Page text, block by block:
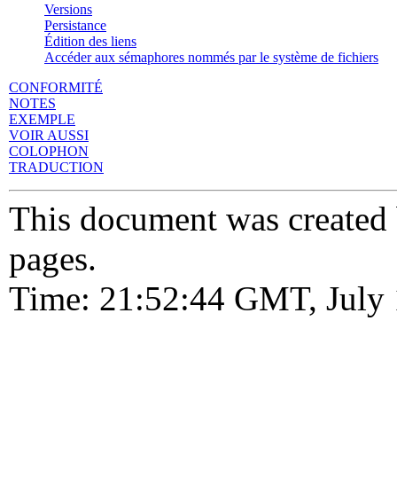
Versions
Persistance
Édition des liens
Accéder aux sémaphores nommés par le système de fichiers
CONFORMITÉ
NOTES
EXEMPLE
VOIR AUSSI
COLOPHON
TRADUCTION
This document was
pages.
Time: 21:52:44 GMT, July